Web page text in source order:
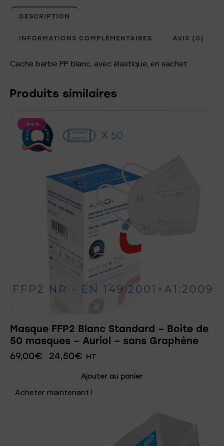
DESCRIPTION
INFORMATIONS COMPLÉMENTAIRES AVIS (0)
Cache barbe PP blanc, avec élastique, en sachet
Produits similaires
-64%
Masque FFP2 Blanc Standard – Boite de
50 masques – Auriol – sans Graphène
69,00€ 24,50€ HT
Ajouter au panier
Acheter maintenant !